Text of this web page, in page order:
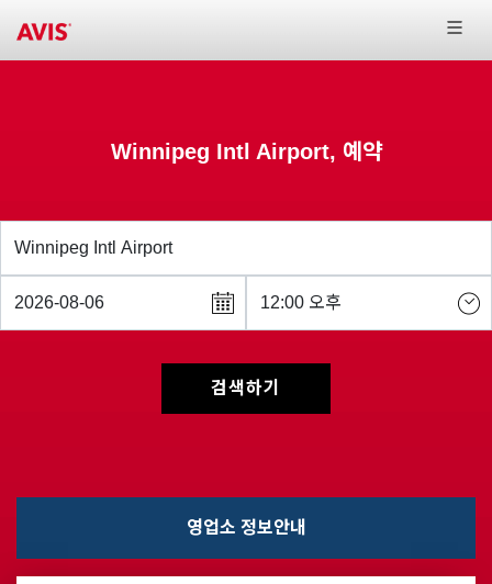
Winnipeg Intl Airport, 예약
검색하기
영업소 정보안내